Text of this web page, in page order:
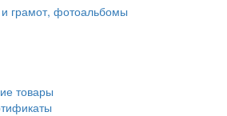
грамот, фотоальбомы
товары